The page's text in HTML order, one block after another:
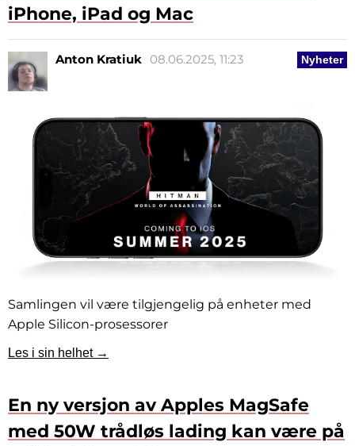
iPhone, iPad og Mac
Nyheter
Anton Kratiuk 08.06.2025, 11:23
Samlingen vil være tilgjengelig på enheter med
Apple Silicon-prosessorer
Les i sin helhet →
En ny versjon av Apples MagSafe
med 50W trådløs lading kan være på